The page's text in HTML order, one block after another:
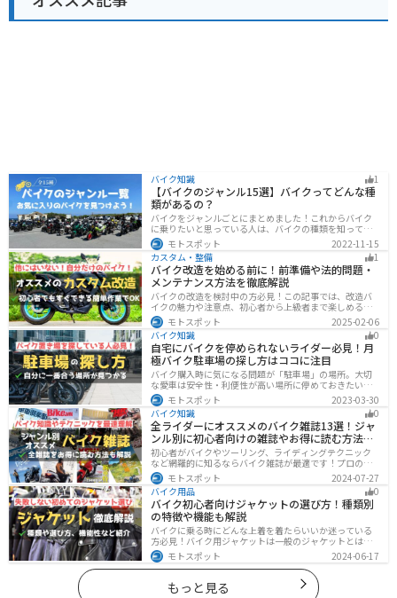
バイク知識 1
【バイクのジャンル15選】バイクってどんな種
類があるの？
バイクをジャンルごとにまとめました！これからバイク
に乗りたいと思っている人は、バイクの種類を知って気
になる1台を見つけましょう。特徴やメリットデメリット
なども記載しているので、デザインだけでなく性能から
もバイクを探せるようになると失敗しないバイク選びば
できるようになります。
モトスポット
2022-11-15
カスタム・整備
1
バイク改造を始める前に！前準備や法的問題・
メンテナンス方法を徹底解説
バイクの改造を検討中の方必見！この記事では、改造バ
イクの魅力や注意点、初心者から上級者まで楽しめる改
造方法を紹介しています。実は、改造で補償内容や保険
料が変わる場合があるため、保険会社への確認は必須で
す。この記事を読めば、安全に配慮しつつ、カスタムバ
イクを楽しむコツがわかります。
モトスポット
2025-02-06
バイク知識
0
自宅にバイクを停められないライダー必見！月
極バイク駐車場の探し方はココに注目
バイク購入時に気になる問題が「駐車場」の場所。大切
な愛車は安全性・利便性が高い場所に停めておきたいで
すよね？ 当記事ではそんな駐車場選びについて解説して
います。すでにバイクを持っていて、新しい駐車場を探
している人もぜひ参考にしてくださいね。
モトスポット
2023-03-30
バイク知識
0
全ライダーにオススメのバイク雑誌13選！ジャ
ンル別に初心者向けの雑誌やお得に読む方法も
解説
初心者がバイクやツーリング、ライディングテクニック
など網羅的に知るならバイク雑誌が最適です！プロのラ
イターがしっかりと調べた情報とわかりやすい写真でま
とめられているので、効率的に理解できます。そんなバ
イク雑誌をジャンル別にオススメのバイク雑誌をまとめ
ました。サブスクサービスを利用すれば全ての雑誌をお
得に読むことができるのでオススメです。
モトスポット
2024-07-27
バイク用品
0
バイク初心者向けジャケットの選び方！種類別
の特徴や機能も解説
バイクに乗る時にどんな上着を着たらいいか迷っている
方必見！バイク用ジャケットは一般のジャケットとは違
い、バイク専用に作られています。動きやすさ・快適
さ・機能性・デザイン性など様々なメリットがありま
す。この記事では、ジャケットの種類や選び方など初心
者が知っておくべきことをまとめました。
モトスポット 2024-06-17
もっと見る